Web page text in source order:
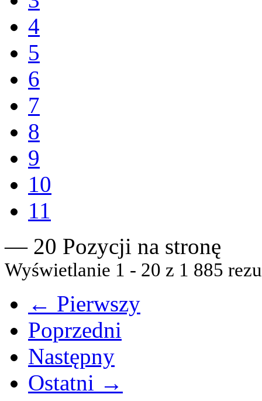
4
5
6
7
8
9
10
11
— 20 Pozycji na stronę
Wyświetlanie 1 - 20 z 1 885
← Pierwszy
Poprzedni
Następny
Ostatni →